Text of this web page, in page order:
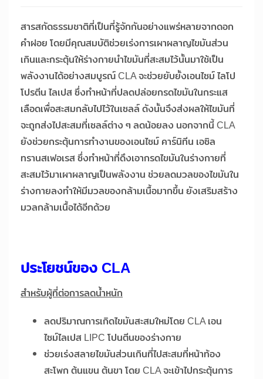
สารสกัดธรรมชาติที่เป็นที่รู้จักกันอย่างแพร่หลายจากดอก
คำฝอย โดยมีคุณสมบัติช่วยเร่งการเผาผลาญไขมันส่วน
เกินและกระตุ้นให้ร่างกายนำไขมันที่สะสมไว้นั้นมาใช้เป็น
พลังงานได้อย่างสมบูรณ์ CLA จะช่วยยับยั้งเอนไซม์ ไลโป
โปรตีน ไลเปส ซึ่งทำหน้าที่ปลดปล่อยกรดไขมันในกระแส
เลือดเพื่อสะสมกลับไปไว้ในเซลล์ ดังนั้นจึงส่งผลให้ไขมันที่
จะถูกส่งไปสะสมที่เซลล์ต่าง ๆ ลดน้อยลง นอกจากนี้ CLA
ยังช่วยกระตุ้นการทำงานของเอนไซม์ คาร์นิทีน เอซิล
ทรานสเฟอเรส ซึ่งทำหน้าที่ดึงเอากรดไขมันในร่างกายที่
สะสมไว้มาเผาผลาญเป็นพลังงาน ช่วยลดมวลของไขมันใน
ร่างกายลงทำให้มีมวลของกล้ามเนื้อมากขึ้น ยังเสริมสร้าง
มวลกล้ามเนื้อได้อีกด้วย
ประโยชน์ของ CLA
สำหรับผู้ที่ต่อการลดน้ำหนัก
ลดปริมาณการเกิดไขมันสะสมใหม่โดย CLA เอน
ไซม์ไลเปส LIPC โปนตีนของร่างกาย
ช่วยเร่งสลายไขมันส่วนเกินที่ไปสะสมที่หน้าท้อง
สะโพก ต้นแขน ต้นขา โดย CLA จะเข้าไปกระตุ้นการ